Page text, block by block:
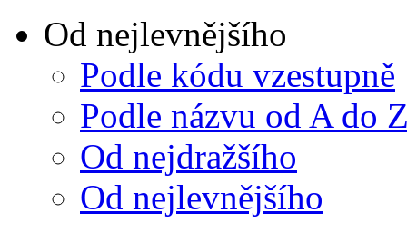
Od nejlevnějšího
Podle kódu vzestupně
Podle názvu od A do
Od nejdražšího
Od nejlevnějšího